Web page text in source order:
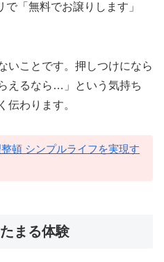
「無料でお譲りします」
いことです。押しつけになら
えるなら…」という気持ち
伝わります。
頓 シンプルライフを実現す
まる体験